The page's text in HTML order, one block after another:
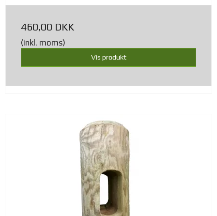
460,00 DKK
(inkl. moms)
Vis produkt